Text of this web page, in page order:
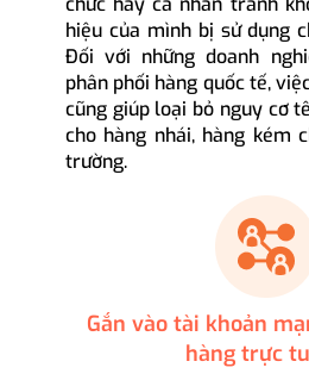
hiệu của mình bị sử dụng
Đối với những doanh
phân phối hàng quốc tế,
cũng giúp loại bỏ nguy cơ
cho hàng nhái, hàng kém
trường.
Gắn vào tài khoản
hàng trực